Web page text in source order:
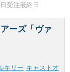
受注最終日
ーズ「ヴァ
キリー キャストオ